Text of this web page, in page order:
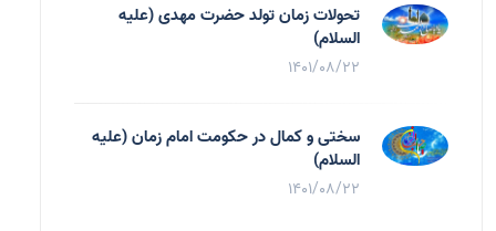
تحولات زمان تولد حضرت مهدی (علیه
السلام)
1401/08/22
سختی و کمال در حکومت امام زمان (علیه
السلام)
1401/08/22